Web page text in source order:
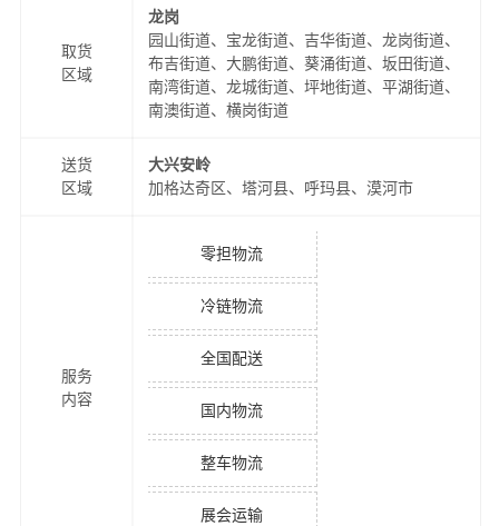
取货
区域
龙岗
园山街道、宝龙街道、吉华街道、龙岗街道、
布吉街道、大鹏街道、葵涌街道、坂田街道、
南湾街道、龙城街道、坪地街道、平湖街道、
南澳街道、横岗街道
送货
区域
大兴安岭
加格达奇区、塔河县、呼玛县、漠河市
服务
内容
零担物流
冷链物流
全国配送
国内物流
整车物流
展会运输